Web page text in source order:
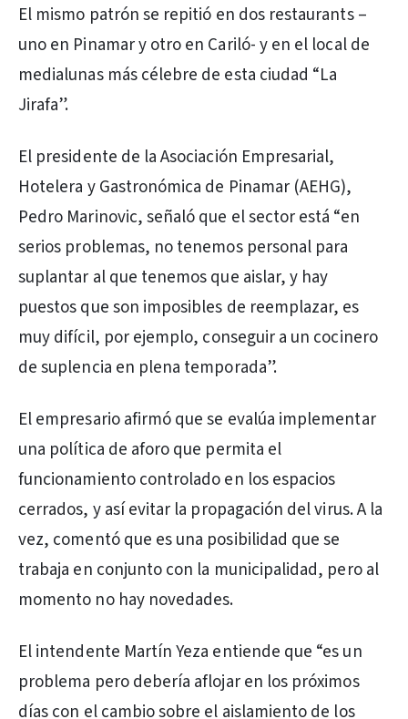
El mismo patrón se repitió en dos restaurants –
uno en Pinamar y otro en Cariló- y en el local de
medialunas más célebre de esta ciudad “La
Jirafa”.
El presidente de la Asociación Empresarial,
Hotelera y Gastronómica de Pinamar (AEHG),
Pedro Marinovic, señaló que el sector está “en
serios problemas, no tenemos personal para
suplantar al que tenemos que aislar, y hay
puestos que son imposibles de reemplazar, es
muy difícil, por ejemplo, conseguir a un cocinero
de suplencia en plena temporada”.
El empresario afirmó que se evalúa implementar
una política de aforo que permita el
funcionamiento controlado en los espacios
cerrados, y así evitar la propagación del virus. A la
vez, comentó que es una posibilidad que se
trabaja en conjunto con la municipalidad, pero al
momento no hay novedades.
El intendente Martín Yeza entiende que “es un
problema pero debería aflojar en los próximos
días con el cambio sobre el aislamiento de los